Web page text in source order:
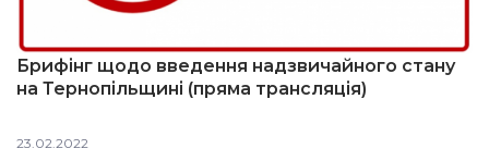
Брифінг щодо введення надзвичайного стану
на Тернопільщині (пряма трансляція)
23.02.2022